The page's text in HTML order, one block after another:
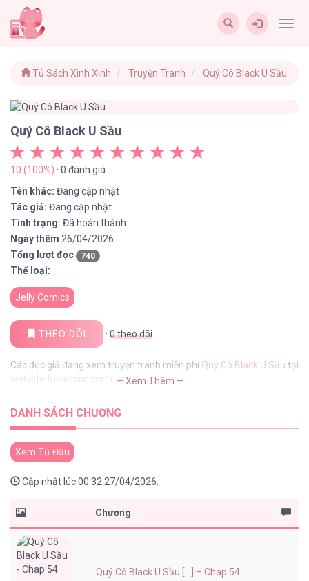
Tủ Sách Xinh Xinh Truyện Tranh Quý Cô Black U Sầu
Quý Cô Black U Sầu
10 (100%) · 0 đánh giá
Tên khác: Đang cập nhật
Tác giả: Đang cập nhật
Tình trạng: Đã hoàn thành
Ngày thêm 26/04/2026
Tổng lượt đọc
740
Thể loại:
Jelly Comics
THEO DÕI · 0theo dõi
Các đọc giả đang xem truyện tranh miễn phí Quý Cô Black U Sầu tại
website tusachxinhxinh — Xem Thêm —
DANH SÁCH CHƯƠNG
Xem Từ Đầu
Cập nhật lúc 00:32 27/04/2026.
Chương
Quý Cô Black U Sầu [...] – Chap 54